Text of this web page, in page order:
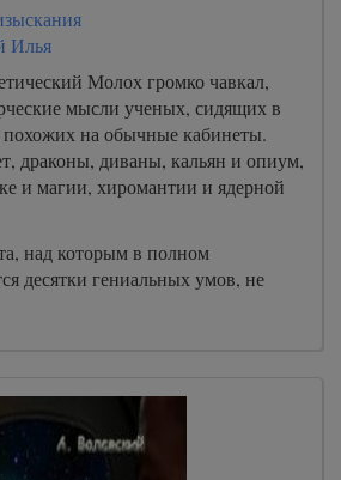
Илья
Молох громко чавкал,
мысли ученых, сидящих в
похожих на обычные кабинеты.
драконы, диваны, кальян и опиум,
и магии, хиромантии и ядерной
над которым в полном
десятки гениальных умов, не